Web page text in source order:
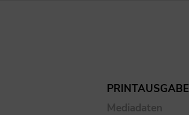
PRINTAUSGABE
Mediadaten